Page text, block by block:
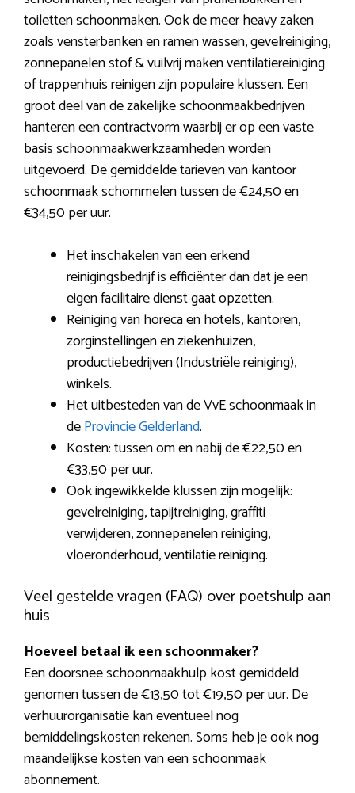
toiletten schoonmaken. Ook de meer heavy zaken
zoals vensterbanken en ramen wassen, gevelreiniging,
zonnepanelen stof & vuilvrij maken ventilatiereiniging
of trappenhuis reinigen zijn populaire klussen. Een
groot deel van de zakelijke schoonmaakbedrijven
hanteren een contractvorm waarbij er op een vaste
basis schoonmaakwerkzaamheden worden
uitgevoerd. De gemiddelde tarieven van kantoor
schoonmaak schommelen tussen de €24,50 en
€34,50 per uur.
Het inschakelen van een erkend
reinigingsbedrijf is efficiënter dan dat je een
eigen facilitaire dienst gaat opzetten.
Reiniging van horeca en hotels, kantoren,
zorginstellingen en ziekenhuizen,
productiebedrijven (Industriële reiniging),
winkels.
Het uitbesteden van de VvE schoonmaak in
deProvincie Gelderland.
Kosten: tussen om en nabij de €22,50 en
€33,50 per uur.
Ook ingewikkelde klussen zijn mogelijk:
gevelreiniging, tapijtreiniging, graffiti
verwijderen, zonnepanelen reiniging,
vloeronderhoud, ventilatie reiniging.
Veel gestelde vragen (FAQ) over poetshulp aan
huis
Hoeveel betaal ik een schoonmaker?
Een doorsnee schoonmaakhulp kost gemiddeld
genomen tussen de €13,50 tot €19,50 per uur. De
verhuurorganisatie kan eventueel nog
bemiddelingskosten rekenen. Soms heb je ook nog
maandelijkse kosten van een schoonmaak
abonnement.